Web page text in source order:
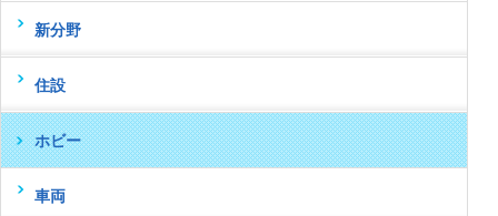
新分野
住設
ホビー
車両